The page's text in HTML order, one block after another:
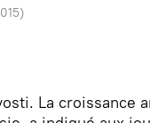
)
La croissance